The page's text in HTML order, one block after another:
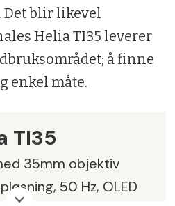
Det blir likevel
Helia TI35 leverer
å finne
enkel måte.
TI35
35mm objektiv
50 Hz, OLED